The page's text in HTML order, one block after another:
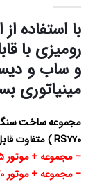
با
رومیزی با
و ساب و
مینیاتوری
RS770 ) متفاوت قابل خریداری می‌باشد :
– مجموعه + موتور RS775 دی سی
– مجموعه + موتور RS770 دی سی